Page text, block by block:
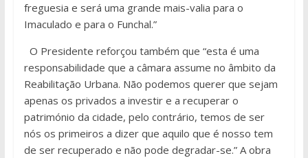
freguesia e será uma grande mais-valia para o
Imaculado e para o Funchal.”
O Presidente reforçou também que “esta é uma
responsabilidade que a câmara assume no âmbito da
Reabilitação Urbana. Não podemos querer que sejam
apenas os privados a investir e a recuperar o
património da cidade, pelo contrário, temos de ser
nós os primeiros a dizer que aquilo que é nosso tem
de ser recuperado e não pode degradar-se.” A obra